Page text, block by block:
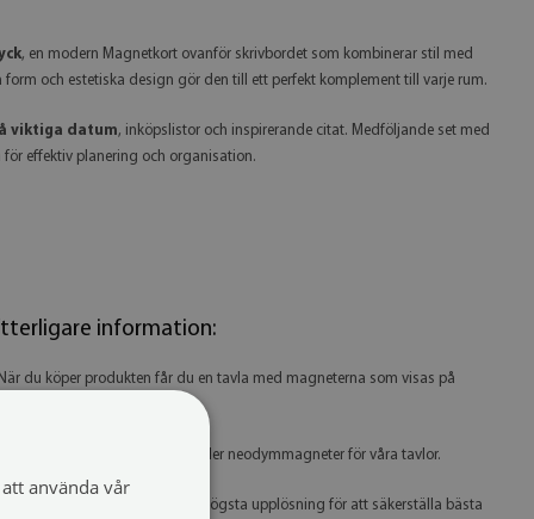
, en modern Magnetkort ovanför skrivbordet som kombinerar stil med
och estetiska design gör den till ett perfekt komplement till varje rum.
viktiga datum, inköpslistor och inspirerande citat. Medföljande set med
effektiv planering och organisation.
information:
du köper produkten får du en tavla med magneterna som visas på
Vi rekommenderar att du använder neodymmagneter för våra tavlor.
Vi använder endast grafik med högsta upplösning för att säkerställa bästa
använda vår